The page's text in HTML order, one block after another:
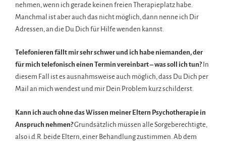
nehmen, wenn ich gerade keinen freien Therapieplatz habe.
Manchmal ist aber auch das nicht möglich, dann nenne ich Dir
Adressen, an die Du Dich für Hilfe wenden kannst.
Telefonieren fällt mir sehr schwer und ich habe niemanden, der
für mich telefonisch einen Termin vereinbart – was soll ich tun?In
diesem Fall ist es ausnahmsweise auch möglich, dass Du Dich per
Mail an mich wendest und mir Dein Problem kurz schilderst.
Kann ich auch ohne das Wissen meiner Eltern Psychotherapie in
Anspruch nehmen?Grundsätzlich müssen alle Sorgeberechtigte,
also i.d.R. beide Eltern, einer Behandlung zustimmen. Ab dem